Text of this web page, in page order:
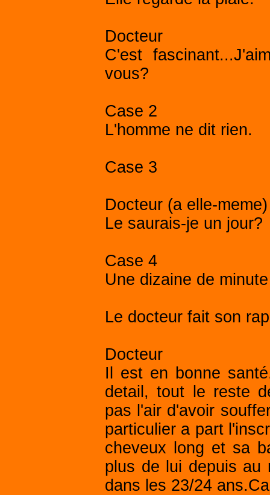
Docteur
C'est
vous?
Case 2
L'homme ne dit rien.
Case 3
Docteur (a elle-meme)
Le saurais-je un jour?
Case 4
Une dizaine de
Le docteur fait son
Docteur
Il est en bonne
detail, tout le reste
pas l'air d'avoir
particulier a part
cheveux long et sa
plus de lui depuis au
dans les 23/24